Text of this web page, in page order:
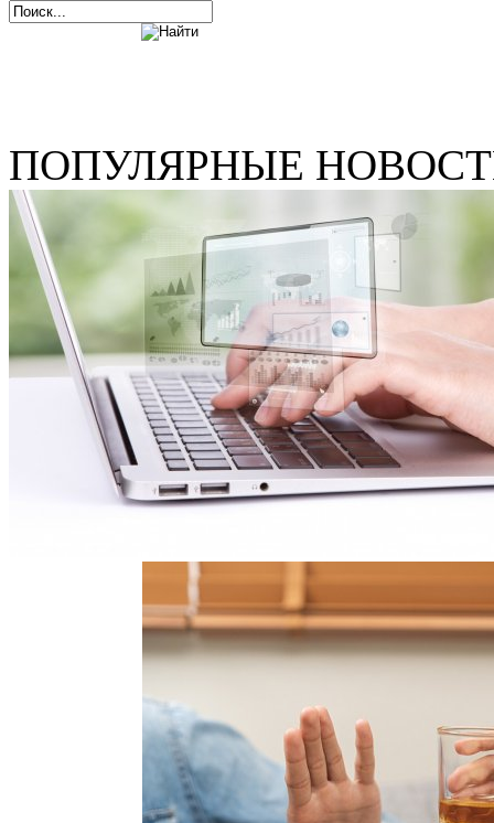
ПОПУЛЯРНЫЕ